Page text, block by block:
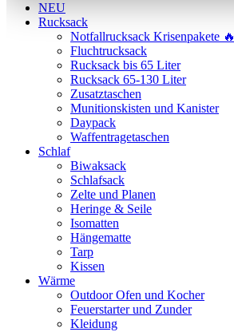
NEU
Rucksack
Notfallrucksack Krisenpakete 🔥
Fluchtrucksack
Rucksack bis 65 Liter
Rucksack 65-130 Liter
Zusatztaschen
Munitionskisten und Kanister
Daypack
Waffentragetaschen
Schlaf
Biwaksack
Schlafsack
Zelte und Planen
Heringe & Seile
Isomatten
Hängematte
Tarp
Kissen
Wärme
Outdoor Ofen und Kocher
Feuerstarter und Zunder
Kleidung